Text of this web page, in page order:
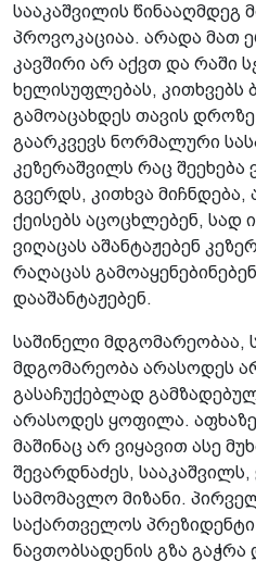
სააკაშვილის წინააღმდეგ
პროვოკაციაა. არადა მათ
კავშირი არ აქვთ და რაში
ხელისუფლებას, კითხვებს
გამოაცახდეს თავის
გაარკვევს ნორმალური
კეზერაშვილს რაც შეეხება
გვერდს, კითხვა მიჩნდება,
ქეისებს აცოცხლებენ, სად
ვიღაცას აშანტაჟებენ
რაღაცას
დააშანტაჟებენ.
საშინელი მდგომარეობაა,
მდგომარეობა არასოდეს
გასაჩუქებლად
არასოდეს ყოფილა.
მაშინაც არ ვიყავით ასე
შევარდნაძეს,
სამომავლო მიზანი.
საქართველოს
ნავთობსადენის გზა